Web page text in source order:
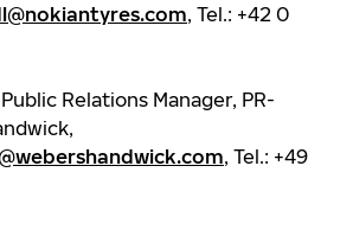
, Tel.: +42 0
Relations Manager, PR-
, Tel.: +49